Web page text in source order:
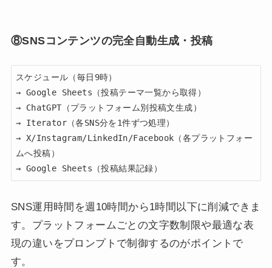
⑧SNSコンテンツの完全自動生成・投稿
スケジュール（毎日9時）
→ Google Sheets（投稿テーマ一覧から取得）
→ ChatGPT（プラットフォーム別投稿文生成）
→ Iterator（各SNS分を1件ずつ処理）
→ X/Instagram/LinkedIn/Facebook（各プラットフォー
ムへ投稿）
→ Google Sheets（投稿結果記録）
SNS運用時間を週10時間から1時間以下に削減できま
す。プラットフォームごとの文字数制限や最適な表
現の違いをプロンプトで制御するのがポイントで
す。